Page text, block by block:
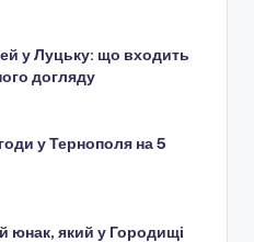
у Луцьку: що входить
догляду
у Тернополя на 5
юнак, який у Городищі